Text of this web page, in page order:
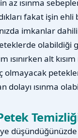
ısınma
fakat işin
imkanlar
olabildiği
alt
dolayı ısınma
Temizliği